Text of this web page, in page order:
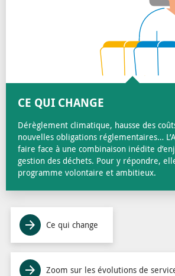
CE QUI CHANGE
Dérèglement climatique, hausse des
nouvelles obligations réglementaires…
faire face à une combinaison inédite
gestion des déchets. Pour y répondre,
programme volontaire et ambitieux.
Ce qui change
Zoom sur les évolutions de